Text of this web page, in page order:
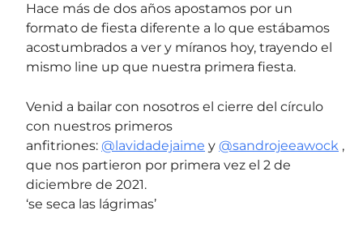
Hace más de dos años apostamos por un
formato de fiesta diferente a lo que estábamos
acostumbrados a ver y míranos hoy, trayendo el
mismo line up que nuestra primera fiesta.
Venid a bailar con nosotros el cierre del círculo
con nuestros primeros
anfitriones: @lavidadejaime y @sandrojeeawock ,
que nos partieron por primera vez el 2 de
diciembre de 2021.
‘se seca las lágrimas’